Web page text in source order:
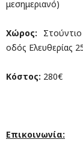
μεσημεριανό)
Χώρος:
οδός Ελευθερίας
Κόστος: 280€
Επικοινωνία: